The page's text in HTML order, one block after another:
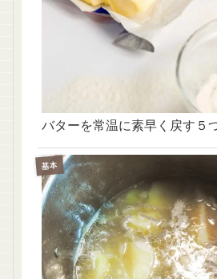
バターを常温に素早く戻す５
基本